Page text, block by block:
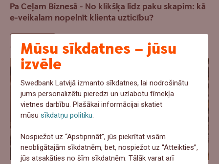
Pa Ceļam Biznesā - No klikšķa līdz paku skapim: kā
e-veikalam nopelnīt klienta uzticību?
Mūsu sīkdatnes – jūsu
izvēle
Swedbank Latvijā izmanto sīkdatnes, lai nodrošinātu
jums personalizētu pieredzi un uzlabotu tīmekļa
vietnes darbību. Plašākai informācijai skatiet
mūsusīkdatņu politiku.
Nospiežot uz “Apstiprināt”, jūs piekrītat visām
neobligātajām sīkdatnēm, bet, nospiežot uz “Atteikties”,
jūs atsakāties no šīm sīkdatnēm. Tālāk varat arī